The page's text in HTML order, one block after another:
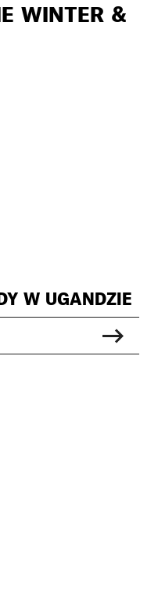
WINTER &
W UGANDZIE